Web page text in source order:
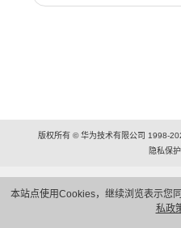
本站点使用Cookies，继续浏览表示您
私政
版权所有 © 华为技术有限公司 1998-
隐私保护